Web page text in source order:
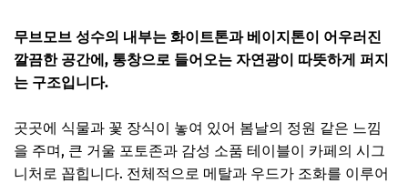
무브모브 성수의 내부는 화이트톤과 베이지톤이 어우러진
깔끔한 공간에, 통창으로 들어오는 자연광이 따뜻하게 퍼지
는 구조입니다.
곳곳에 식물과 꽃 장식이 놓여 있어 봄날의 정원 같은 느낌
을 주며, 큰 거울 포토존과 감성 소품 테이블이 카페의 시그
니처로 꼽힙니다. 전체적으로 메탈과 우드가 조화를 이루어